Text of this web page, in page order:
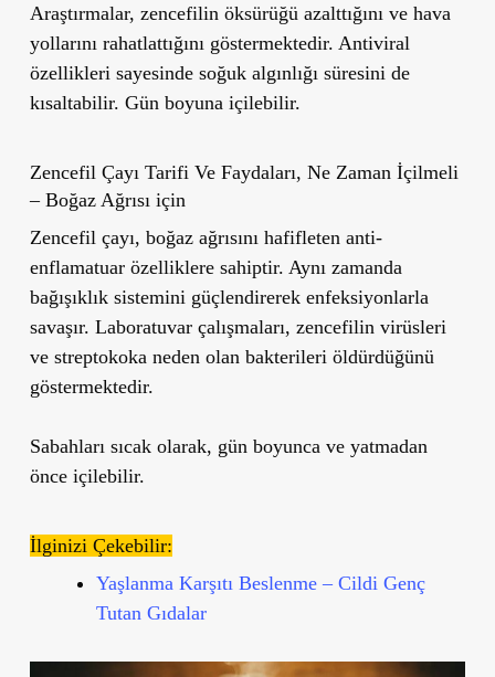
Araştırmalar, zencefilin öksürüğü azalttığını ve hava
yollarını rahatlattığını göstermektedir. Antiviral
özellikleri sayesinde soğuk algınlığı süresini de
kısaltabilir. Gün boyuna içilebilir.
Zencefil Çayı Tarifi Ve Faydaları, Ne Zaman İçilmeli
–Boğaz Ağrısı için
Zencefil çayı, boğaz ağrısını hafifleten anti-
enflamatuar özelliklere sahiptir. Aynı zamanda
bağışıklık sistemini güçlendirerek enfeksiyonlarla
savaşır. Laboratuvar çalışmaları, zencefilin virüsleri
ve streptokoka neden olan bakterileri öldürdüğünü
göstermektedir.
Sabahları sıcak olarak, gün boyunca ve yatmadan
önce içilebilir.
İlginizi Çekebilir:
Yaşlanma Karşıtı Beslenme – Cildi Genç
Tutan Gıdalar